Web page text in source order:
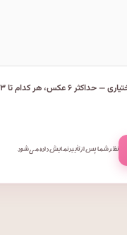
هر کدام تا ۳ مگابایت)
نظر شما پس از تأیید نمایش داده می‌شود.